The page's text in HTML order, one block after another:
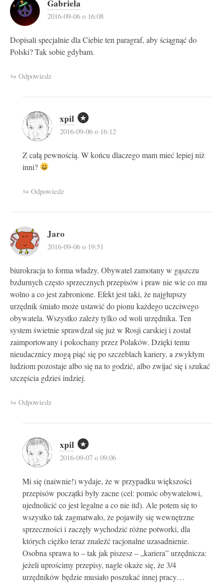
Gabriela
2016-09-06 o 16:08
Dopisali specjalnie dla Ciebie ten paragraf, aby ściągnąć do
Polski? Tak sobie gdybam.
Odpowiedz
xpil
2016-09-06 o 16:12
Z całą pewnością. W końcu dlaczego mam mieć lepiej niż
inni?
Odpowiedz
Jaro
2016-09-06 o 19:51
biurokracja to forma władzy. Obywatel zamotany w gąszczu
bzdurnych często sprzecznych przepisów i praw nie wie co mu
wolno a co jest zabronione. Efekt jest taki, że najgłupszy
urzędnik śmiało może ustawić do pionu każdego uczciwego
obywatela. Wszystko zależy tylko od woli urzędnika. Ten
system świetnie sprawdzał się już w Rosji carskiej i został
zaimportowany i pokochany przez Polaków. Dzięki temu
nieudacznicy mogą piąć się po szczeblach kariery, a zwykłym
ludziom pozostaje albo się na to godzić, albo zwijać się i szukać
szczęścia gdzieś indziej.
Odpowiedz
xpil
2016-09-07 o 09:06
Mi się (naiwnie!) wydaje, że w przypadku większości
przepisów początki były zacne (cel: pomóc obywatelowi,
ujednolicić co jest legalne a co nie itd). Ale potem się to
wszystko tak zagmatwało, że pojawiły się wewnętrzne
sprzeczności i zaczęły wychodzić różne potworki, dla
których ciężko teraz znaleźć racjonalne uzasadnienie.
Osobna sprawa to – tak jak piszesz – „kariera” urzędnicza:
jeżeli uprościmy przepisy, nagle okaże się, że 3/4
urzędników będzie musiało poszukać innej pracy…